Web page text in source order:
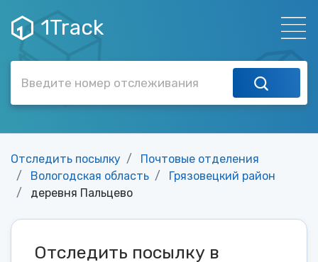
1Track
Отследить посылку
Почтовые отделения
Вологодская область
Грязовецкий район
деревня Пальцево
Отследить посылку в